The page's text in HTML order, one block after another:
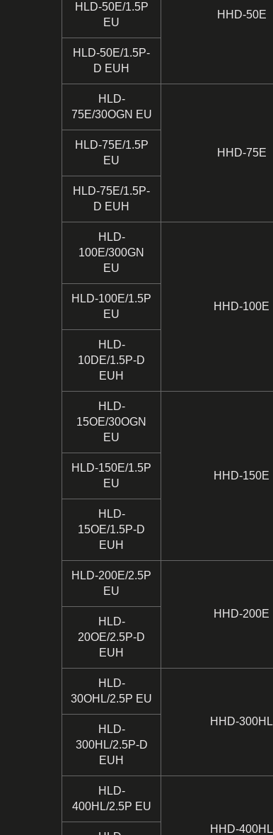
HHD-50E
HLD-50E/1.5P
EU
HLD-50E/1.5P-
D EUH
HLD-
75E/30OGN EU
HHD-75E
HLD-75E/1.5P
EU
HLD-75E/1.5P-
D EUH
HLD-
100E/300GN
EU
HHD-100E
HLD-100E/1.5P
EU
HLD-
10DE/1.5P-D
EUH
HLD-
15OE/30OGN
EU
HHD-150E
HLD-150E/1.5P
EU
HLD-
15OE/1.5P-D
EUH
HLD-200E/2.5P
EU
HHD-200E
HLD-
20OE/2.5P-D
EUH
HLD-
30OHL/2.5P EU
HHD-300HL
HLD-
300HL/2.5P-D
EUH
HLD-
400HL/2.5P EU
HHD-400HL